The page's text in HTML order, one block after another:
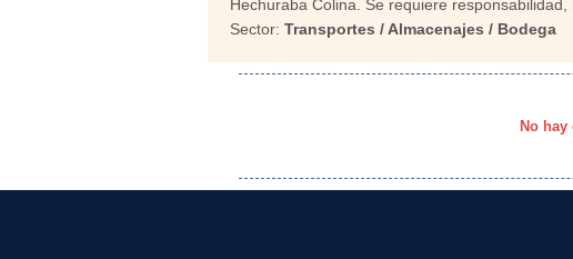
Hechuraba Colina. Se requiere responsabilidad,
Sector: Transportes / Almacenajes / Bodega
No